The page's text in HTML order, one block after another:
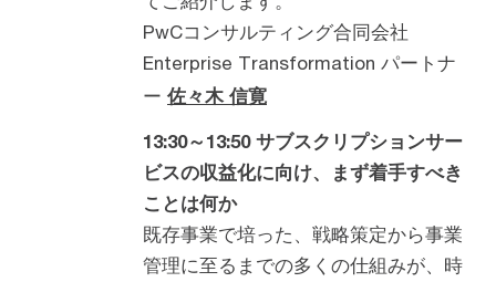
PwCコンサルティング合同会社
Enterprise Transformation パートナ
ー 佐々木 信寛
13:30～13:50 サブスクリプションサー
ビスの収益化に向け、まず着手すべき
ことは何か
既存事業で培った、戦略策定から事業
管理に至るまでの多くの仕組みが、時